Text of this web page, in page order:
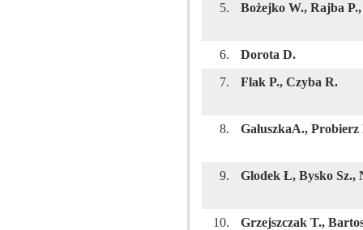
5. Bożejko W., Rajba
6.
Dorota D.
7.
Flak P., Czyba R.
8. GałuszkaA., Probierz
9. Glodek Ł, Bysko Sz.,
10.
Grzejszczak T.,